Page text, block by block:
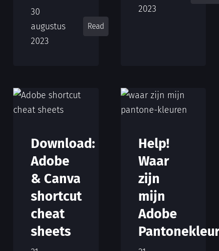
30
augustus
2023
Read
2023
Download:
Adobe
& Canva
shortcut
cheat
sheets
Help!
Waar
zijn
mijn
Adobe